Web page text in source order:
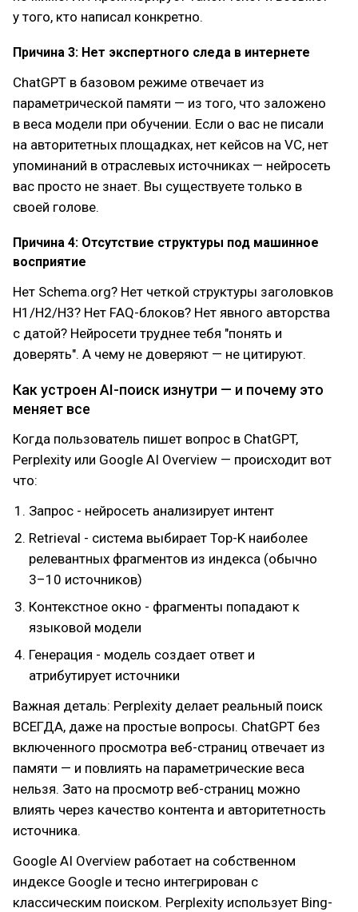
у того, кто написал конкретно.
Причина 3: Нет экспертного следа в интернете
ChatGPT в базовом режиме отвечает из
параметрической памяти — из того, что заложено
в веса модели при обучении. Если о вас не писали
на авторитетных площадках, нет кейсов на VC, нет
упоминаний в отраслевых источниках — нейросеть
вас просто не знает. Вы существуете только в
своей голове.
Причина 4: Отсутствие структуры под машинное
восприятие
Нет Schema.org? Нет четкой структуры заголовков
H1/H2/H3? Нет FAQ-блоков? Нет явного авторства
с датой? Нейросети труднее тебя "понять и
доверять". А чему не доверяют — не цитируют.
Как устроен AI-поиск изнутри — и почему это
меняет все
Когда пользователь пишет вопрос в ChatGPT,
Perplexity или Google AI Overview — происходит вот
что:
Запрос - нейросеть анализирует интент
Retrieval - система выбирает Top-K наиболее
релевантных фрагментов из индекса (обычно
3–10 источников)
Контекстное окно - фрагменты попадают к
языковой модели
Генерация - модель создает ответ и
атрибутирует источники
Важная деталь: Perplexity делает реальный поиск
ВСЕГДА, даже на простые вопросы. ChatGPT без
включенного просмотра веб-страниц отвечает из
памяти — и повлиять на параметрические веса
нельзя. Зато на просмотр веб-страниц можно
влиять через качество контента и авторитетность
источника.
Google AI Overview работает на собственном
индексе Google и тесно интегрирован с
классическим поиском. Perplexity использует Bing-